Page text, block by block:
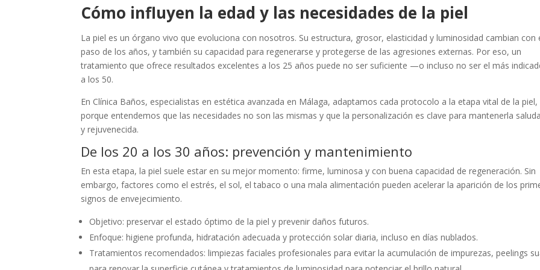
Cómo influyen la edad y las necesidades de la piel
La piel es un órgano vivo que evoluciona con nosotros. Su estructura, grosor, elasticidad y luminosidad cambian con
paso de los años, y también su capacidad para regenerarse y protegerse de las agresiones externas. Por eso, un
tratamiento que ofrece resultados excelentes a los 25 años puede no ser suficiente —o incluso no ser el más
a los 50.
En Clínica Baños, especialistas en estética avanzada en Málaga, adaptamos cada protocolo a la etapa vital de la piel,
porque entendemos que las necesidades no son las mismas y que la personalización es clave para mantenerla
y rejuvenecida.
De los 20 a los 30 años: prevención y mantenimiento
En esta etapa, la piel suele estar en su mejor momento: firme, luminosa y con buena capacidad de regeneración. Sin
embargo, factores como el estrés, el sol, el tabaco o una mala alimentación pueden acelerar la aparición de los
signos de envejecimiento.
Objetivo: preservar el estado óptimo de la piel y prevenir daños futuros.
Enfoque: higiene profunda, hidratación adecuada y protección solar diaria, incluso en días nublados.
Tratamientos recomendados: limpiezas faciales profesionales para evitar la acumulación de impurezas, peelings